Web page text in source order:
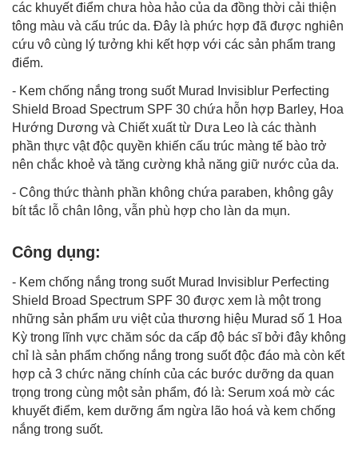
các khuyết điểm chưa hòa hảo của da đồng thời cải thiện
tông màu và cấu trúc da. Đây là phức hợp đã được nghiên
cứu vô cùng lý tưởng khi kết hợp với các sản phẩm trang
điểm.
- Kem chống nắng trong suốt Murad Invisiblur Perfecting
Shield Broad Spectrum SPF 30 chứa hỗn hợp Barley, Hoa
Hướng Dương và Chiết xuất từ Dưa Leo là các thành
phần thực vật độc quyền khiến cấu trúc màng tế bào trở
nên chắc khoẻ và tăng cường khả năng giữ nước của da.
- Công thức thành phần không chứa paraben, không gây
bít tắc lỗ chân lông, vẫn phù hợp cho làn da mụn.
Công dụng:
- Kem chống nắng trong suốt Murad Invisiblur Perfecting
Shield Broad Spectrum SPF 30 được xem là một trong
những sản phẩm ưu việt của thương hiệu Murad số 1 Hoa
Kỳ trong lĩnh vực chăm sóc da cấp độ bác sĩ bởi đây không
chỉ là sản phẩm chống nắng trong suốt độc đáo mà còn kết
hợp cả 3 chức năng chính của các bước dưỡng da quan
trọng trong cùng một sản phẩm, đó là: Serum xoá mờ các
khuyết điểm, kem dưỡng ẩm ngừa lão hoá và kem chống
nắng trong suốt.